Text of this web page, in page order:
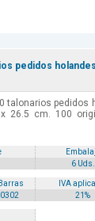
pedidos
talonarios pedidos
26.5 cm. 100
6 Uds.
IVA
21%